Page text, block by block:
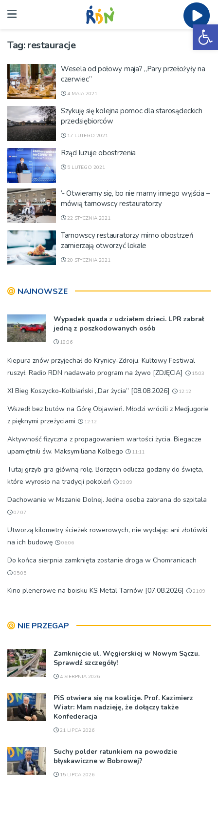
Tag:restauracje
Wesela od połowy maja? „Pary przełożyły na
czerwiec”
4 MAJA 2021
Szykuję się kolejna pomoc dla starosądeckich
przedsiębiorców
17 LUTEGO 2021
Rząd luzuje obostrzenia
5 LUTEGO 2021
’- Otwieramy się, bo nie mamy innego wyjścia –
mówią tarnowscy restauratorzy
22 STYCZNIA 2021
Tarnowscy restauratorzy mimo obostrzeń
zamierzają otworzyć lokale
20 STYCZNIA 2021
NAJNOWSZE
Wypadek quada z udziałem dzieci. LPR zabrał
jedną z poszkodowanych osób
18:06
Kiepura znów przyjechał do Krynicy-Zdroju. Kultowy Festiwal
ruszył. Radio RDN nadawało program na żywo [ZDJĘCIA]
15:03
XI Bieg Koszycko-Kolbiański „Dar życia” [08.08.2026] 12:12
Wszedł bez butów na Górę Objawień. Młodzi wrócili z Medjugorie
z pięknymi przeżyciami
12:12
Aktywność fizyczna z propagowaniem wartości życia. Biegacze
upamiętnili św. Maksymiliana Kolbego
11:11
Tutaj grzyb gra główną rolę. Borzęcin odlicza godziny do święta,
które wyrosło na tradycji pokoleń
09:09
Dachowanie w Mszanie Dolnej. Jedna osoba zabrana do szpitala
07:07
Utworzą kilometry ścieżek rowerowych, nie wydając ani złotówki
na ich budowę
06:06
Do końca sierpnia zamknięta zostanie droga w Chomranicach
05:05
Kino plenerowe na boisku KS Metal Tarnów [07.08.2026] 21:09
NIE PRZEGAP
Zamknięcie ul. Węgierskiej w Nowym Sączu.
Sprawdź szczegóły!
4 SIERPNIA 2026
PiS otwiera się na koalicje. Prof. Kazimierz
Wiatr: Mam nadzieję, że dołączy także
Konfederacja
21 LIPCA 2026
Suchy polder ratunkiem na powodzie
błyskawiczne w Bobrowej?
15 LIPCA 2026